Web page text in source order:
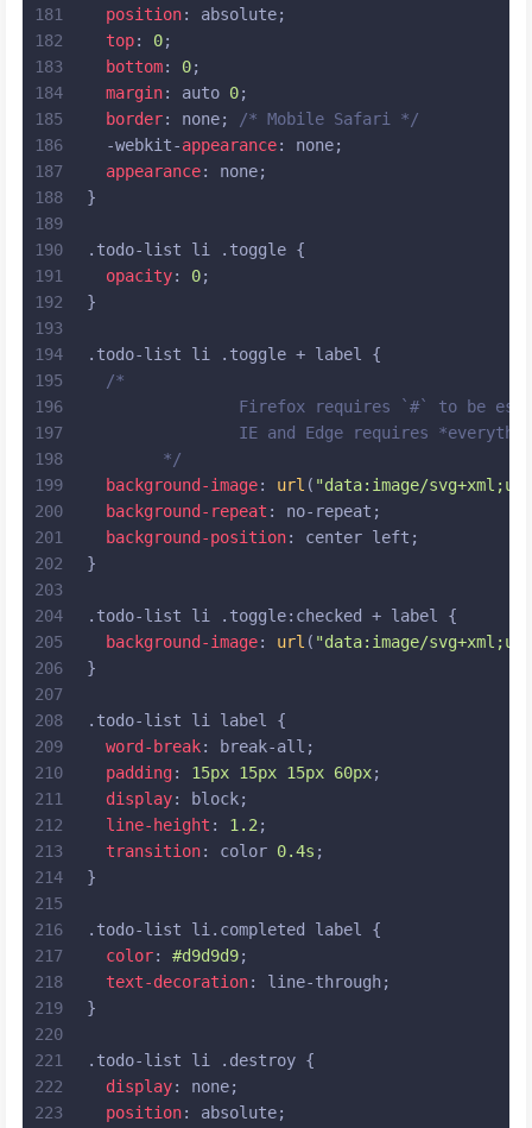
181
182
183
184
185
186
187
188
189
190
191
192
193
194
195
196
197
198
199
200
201
202
203
204
205
206
207
208
209
210
211
212
213
214
215
216
217
218
219
220
221
222
223
position: absolute;
top: 0;
bottom: 0;
margin: auto 0;
border: none;
/* Mobile Safari */
  -webkit-
appearance: none;
appearance: none;
}
.todo-list li .toggle {
opacity: 0;
}
.todo-list li .toggle + label
{
/*
Firefox requires `#` to be
IE and Edge requires
	*/
background-image: url ( "data:image/
background-repeat : no-repeat;
background-position: center left;
}
.todo-list li .toggle:checked + label
{
background-image: url ( "data:image/
}
.todo-list li label
{
word-break: break-all;
padding: 15px 15px 15px 60px;
display: block;
line-height : 1.2 ;
transition: color 0.4s ;
}
.todo-list li .completed label
{
color: #d9d9d9;
text-decoration: line-through;
}
.todo-list li .destroy {
display: none;
position: absolute;